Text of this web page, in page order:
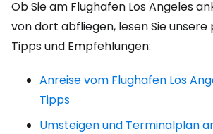
Ob Sie am Flughafen Los Angeles
von dort abfliegen, lesen Sie
Tipps und Empfehlungen:
Anreise vom Flughafen Los
Tipps
Umsteigen und Terminalplan